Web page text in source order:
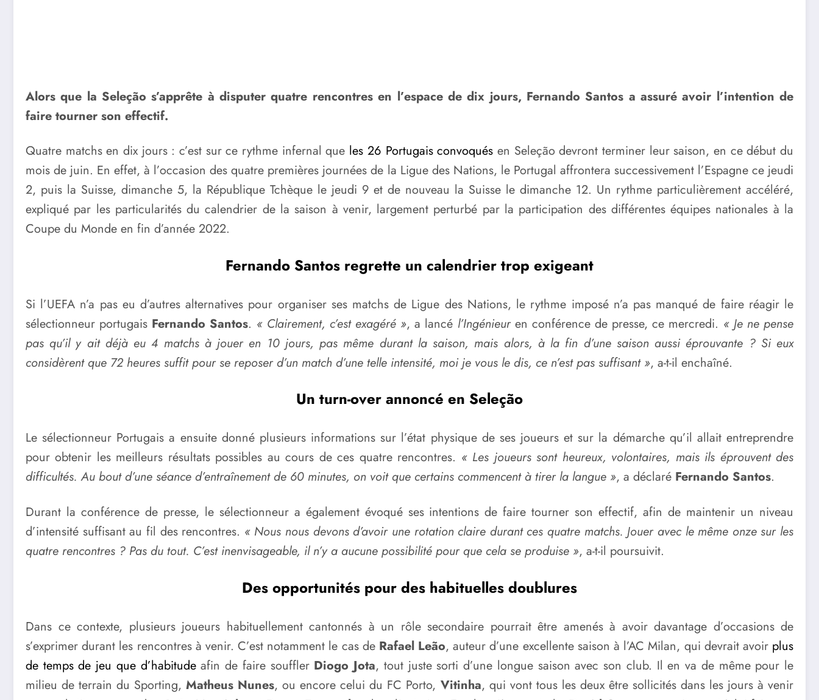
Alors que la Seleção s’apprête à disputer quatre rencontres en l’espace de dix jours, Fernando Santos a assuré avoir l’intention de
faire tourner son effectif.
Quatre matchs en dix jours : c’est sur ce rythme infernal que les 26 Portugais convoqués en Seleção devront terminer leur saison, en ce début du
mois de juin. En effet, à l’occasion des quatre premières journées de la Ligue des Nations, le Portugal affrontera successivement l’Espagne ce jeudi
2, puis la Suisse, dimanche 5, la République Tchèque le jeudi 9 et de nouveau la Suisse le dimanche 12. Un rythme particulièrement accéléré,
expliqué par les particularités du calendrier de la saison à venir, largement perturbé par la participation des différentes équipes nationales à la
Coupe du Monde en fin d’année 2022.
Fernando Santos regrette un calendrier trop exigeant
Si l’UEFA n’a pas eu d’autres alternatives pour organiser ses matchs de Ligue des Nations, le rythme imposé n’a pas manqué de faire réagir le
sélectionneur portugais Fernando Santos. « Clairement, c’est exagéré », a lancé l’Ingénieuren conférence de presse, ce mercredi. « Je ne pense
pas qu’il y ait déjà eu 4 matchs à jouer en 10 jours, pas même durant la saison, mais alors, à la fin d’une saison aussi éprouvante ? Si eux
considèrent que 72 heures suffit pour se reposer d’un match d’une telle intensité, moi je vous le dis, ce n’est pas suffisant », a-t-il enchaîné.
Un turn-over annoncé en Seleção
Le sélectionneur Portugais a ensuite donné plusieurs informations sur l’état physique de ses joueurs et sur la démarche qu’il allait entreprendre
pour obtenir les meilleurs résultats possibles au cours de ces quatre rencontres. « Les joueurs sont heureux, volontaires, mais ils éprouvent des
difficultés. Au bout d’une séance d’entraînement de 60 minutes, on voit que certains commencent à tirer la langue », a déclaré Fernando Santos.
Durant la conférence de presse, le sélectionneur a également évoqué ses intentions de faire tourner son effectif, afin de maintenir un niveau
d’intensité suffisant au fil des rencontres. « Nous nous devons d’avoir une rotation claire durant ces quatre matchs. Jouer avec le même onze sur les
quatre rencontres ? Pas du tout. C’est inenvisageable, il n’y a aucune possibilité pour que cela se produise », a-t-il poursuivit.
Des opportunités pour des habituelles doublures
Dans ce contexte, plusieurs joueurs habituellement cantonnés à un rôle secondaire pourrait être amenés à avoir davantage d’occasions de
s’exprimer durant les rencontres à venir. C’est notamment le cas de Rafael Leão, auteur d’une excellente saison à l’AC Milan, qui devrait avoir plus
de temps de jeu que d’habitudeafin de faire souffler Diogo Jota, tout juste sorti d’une longue saison avec son club. Il en va de même pour le
milieu de terrain du Sporting,Matheus Nunes, ou encore celui du FC Porto, Vitinha, qui vont tous les deux être sollicités dans les jours à venir